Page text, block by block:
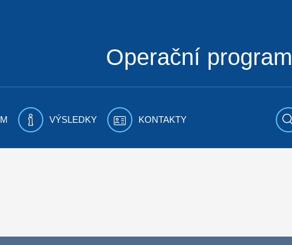
Operační program
VÝSLEDKY KONTAKTY